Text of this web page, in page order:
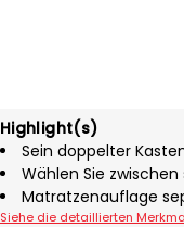
Highlight(s)
Sein doppelter
Wählen Sie
Matratzenauflage
Siehe die detaillierten